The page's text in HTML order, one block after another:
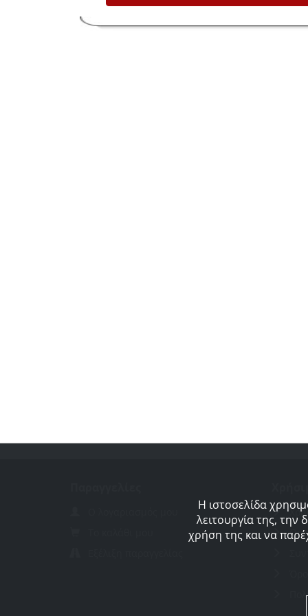
Οι
Η ιστοσελίδα
λειτουργία της, την
χρήση της και να